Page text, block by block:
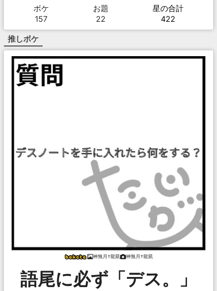
ボケ
157
お題
22
星の合計
422
推しボケ
神無月†龍凱 神無月†龍凱
語尾に必ず「デス。」